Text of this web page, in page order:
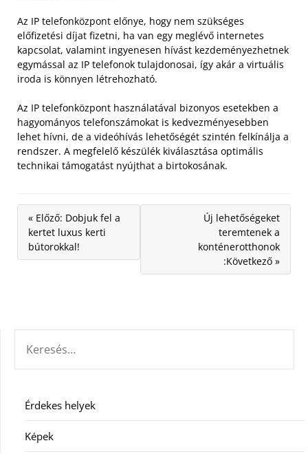
Az IP telefonközpont előnye, hogy nem szükséges
előfizetési díjat fizetni, ha van egy meglévő internetes
kapcsolat, valamint ingyenesen hívást kezdeményezhetnek
egymással az IP telefonok tulajdonosai, így akár a virtuális
iroda is könnyen létrehozható.
Az IP telefonközpont használatával bizonyos esetekben a
hagyományos telefonszámokat is kedvezményesebben
lehet hívni, de a videóhívás lehetőségét szintén felkínálja a
rendszer. A megfelelő készülék kiválasztása optimális
technikai támogatást nyújthat a birtokosának.
« Előző: Dobjuk fel a
kertet luxus kerti
bútorokkal!
Új lehetőségeket
teremtenek a
konténerotthonok
:Következő »
Érdekes helyek
Képek